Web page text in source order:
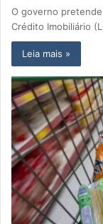
O governo
Crédito Imobiliário
Leia mais »